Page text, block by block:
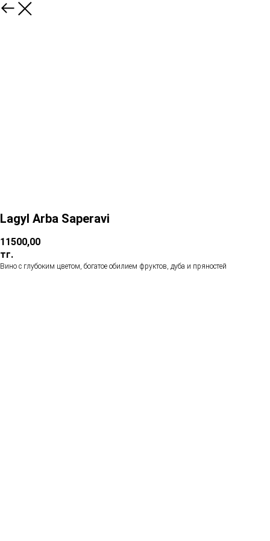
Lagyl Arba Saperavi
11500,00
тг.
Вино с глубоким цветом, богатое обилием фруктов, дуба и пряностей